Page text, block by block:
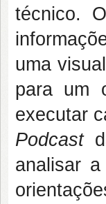
técnico.
uma
para um
executar
Podcast
analisar